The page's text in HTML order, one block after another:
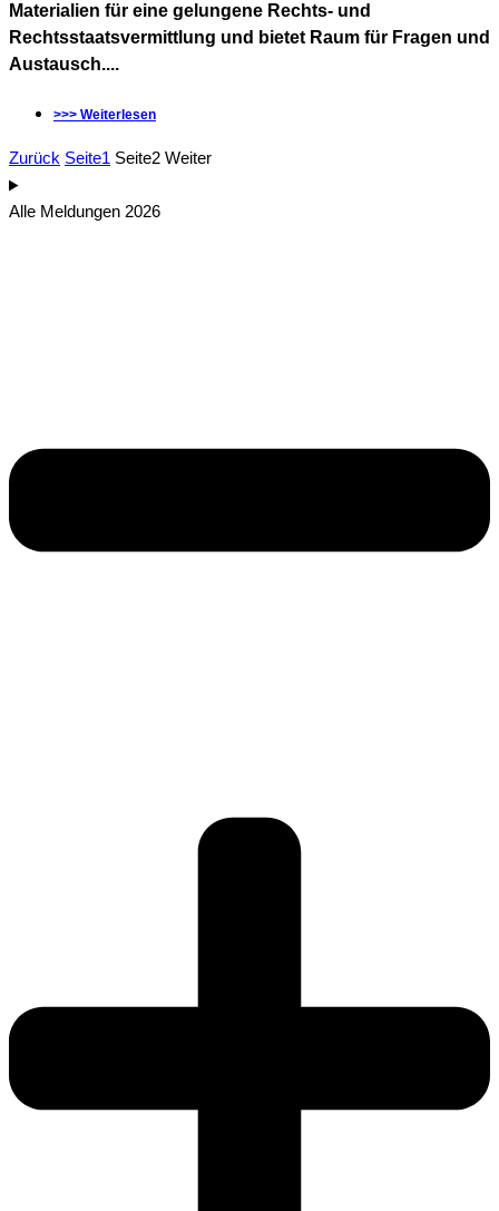
Materialien für eine gelungene Rechts- und
Rechtsstaatsvermittlung und bietet Raum für Fragen und
Austausch....
>>> Weiterlesen
Zurück Seite1 Seite2 Weiter
Alle Meldungen 2026